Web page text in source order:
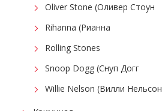
Oliver Stone (Оливер Стоун
Rihanna (Рианна
Rolling Stones
Snoop Dogg (Снуп Догг
Willie Nelson (Вилли Нельсон